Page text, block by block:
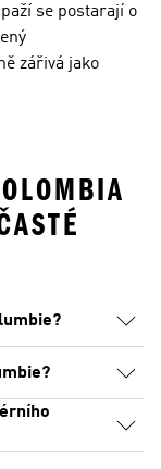
se postarají o
zářivá jako